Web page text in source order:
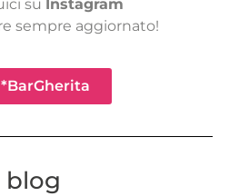
su Instagram
sempre aggiornato!
*BarGherita
blog